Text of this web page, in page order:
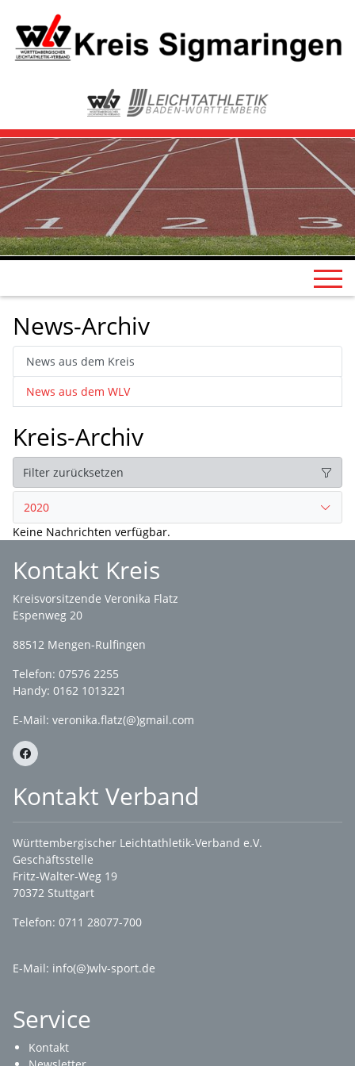
News-Archiv
News aus dem Kreis
News aus dem WLV
Kreis-Archiv
Filter zurücksetzen
2020
Keine Nachrichten verfügbar.
Kontakt Kreis
Kreisvorsitzende Veronika Flatz
Espenweg 20
88512 Mengen-Rulfingen
Telefon: 07576 2255
Handy: 0162 1013221
E-Mail: veronika.flatz(@)gmail.com
Kontakt Verband
Württembergischer Leichtathletik-Verband e.V.
Geschäftsstelle
Fritz-Walter-Weg 19
70372 Stuttgart
Telefon: 0711 28077-700
E-Mail: info(@)wlv-sport.de
Service
Kontakt